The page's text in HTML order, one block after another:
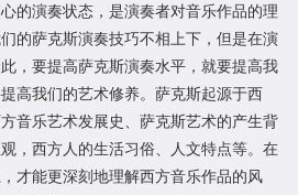
的演奏状态，是演奏者对音乐作品的理
的萨克斯演奏技巧不相上下，但是在演
，要提高萨克斯演奏水平，就要提高我
高我们的艺术修养。萨克斯起源于西
音乐艺术发展史、萨克斯艺术的产生背
，西方人的生活习俗、人文特点等。在
才能更深刻地理解西方音乐作品的风